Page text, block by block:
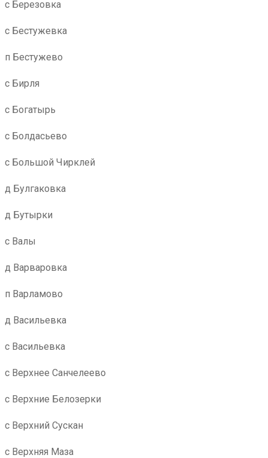
с Березовка
с Бестужевка
п Бестужево
с Бирля
с Богатырь
с Болдасьево
с Большой Чирклей
д Булгаковка
д Бутырки
с Валы
д Варваровка
п Варламово
д Васильевка
с Васильевка
с Верхнее Санчелеево
с Верхние Белозерки
с Верхний Сускан
с Верхняя Маза